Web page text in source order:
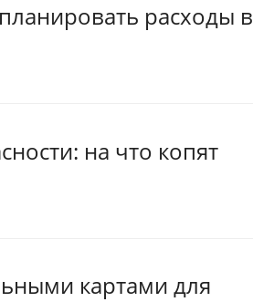
расходы в
на что копят
картами для